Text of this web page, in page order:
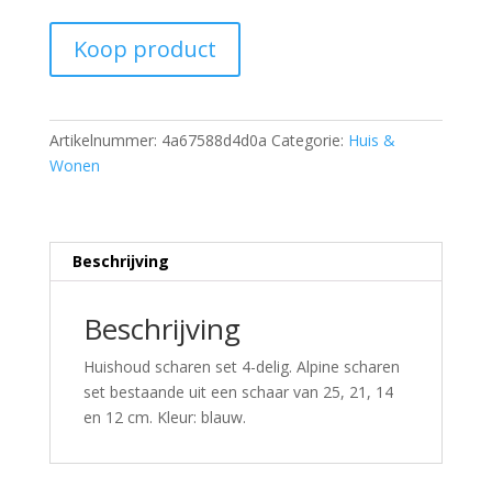
Koop product
Artikelnummer: 4a67588d4d0a Categorie: Huis &
Wonen
Beschrijving
Beschrijving
Huishoud scharen set 4-delig. Alpine scharen
set bestaande uit een schaar van 25, 21, 14
en 12 cm. Kleur: blauw.